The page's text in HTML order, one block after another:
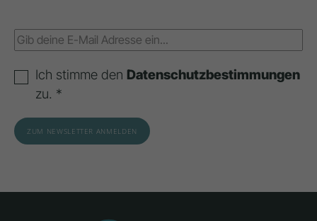
Ich stimme den Datenschutzbestimmungen
zu. *